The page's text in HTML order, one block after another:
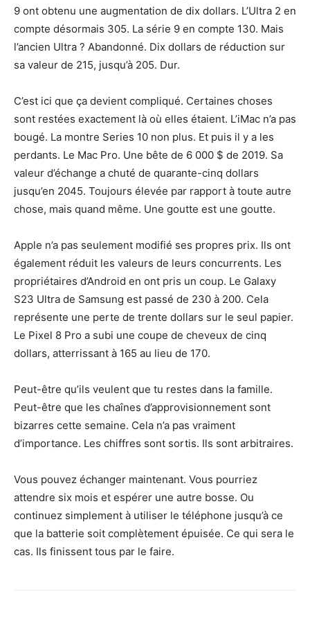
9 ont obtenu une augmentation de dix dollars. L’Ultra 2 en
compte désormais 305. La série 9 en compte 130. Mais
l’ancien Ultra ? Abandonné. Dix dollars de réduction sur
sa valeur de 215, jusqu’à 205. Dur.
C’est ici que ça devient compliqué. Certaines choses
sont restées exactement là où elles étaient. L’iMac n’a pas
bougé. La montre Series 10 non plus. Et puis il y a les
perdants. Le Mac Pro. Une bête de 6 000 $ de 2019. Sa
valeur d’échange a chuté de quarante-cinq dollars
jusqu’en 2045. Toujours élevée par rapport à toute autre
chose, mais quand même. Une goutte est une goutte.
Apple n’a pas seulement modifié ses propres prix. Ils ont
également réduit les valeurs de leurs concurrents. Les
propriétaires d’Android en ont pris un coup. Le Galaxy
S23 Ultra de Samsung est passé de 230 à 200. Cela
représente une perte de trente dollars sur le seul papier.
Le Pixel 8 Pro a subi une coupe de cheveux de cinq
dollars, atterrissant à 165 au lieu de 170.
Peut-être qu’ils veulent que tu restes dans la famille.
Peut-être que les chaînes d’approvisionnement sont
bizarres cette semaine. Cela n’a pas vraiment
d’importance. Les chiffres sont sortis. Ils sont arbitraires.
Vous pouvez échanger maintenant. Vous pourriez
attendre six mois et espérer une autre bosse. Ou
continuez simplement à utiliser le téléphone jusqu’à ce
que la batterie soit complètement épuisée. Ce qui sera le
cas. Ils finissent tous par le faire.